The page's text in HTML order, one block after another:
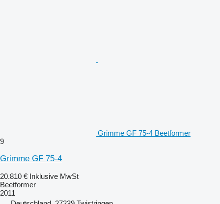
Grimme GF 75-4 Beetformer
9
Grimme GF 75-4
20.810 € Inklusive MwSt
Beetformer
2011